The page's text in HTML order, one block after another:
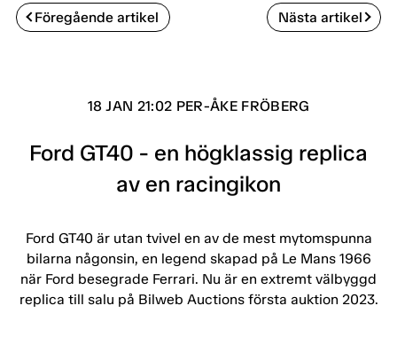
Föregående artikel Nästa artikel
18 JAN 21:02 PER-ÅKE FRÖBERG
Ford GT40 - en högklassig replica
av en racingikon
Ford GT40 är utan tvivel en av de mest mytomspunna
bilarna någonsin, en legend skapad på Le Mans 1966
när Ford besegrade Ferrari. Nu är en extremt välbyggd
replica till salu på Bilweb Auctions första auktion 2023.